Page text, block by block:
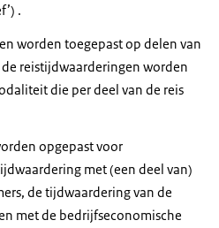
.
worden toegepast op delen van
reistijdwaarderingen worden
die per deel van de reis
opgepast voor
met (een deel van)
de tijdwaardering van de
met de bedrijfseconomische